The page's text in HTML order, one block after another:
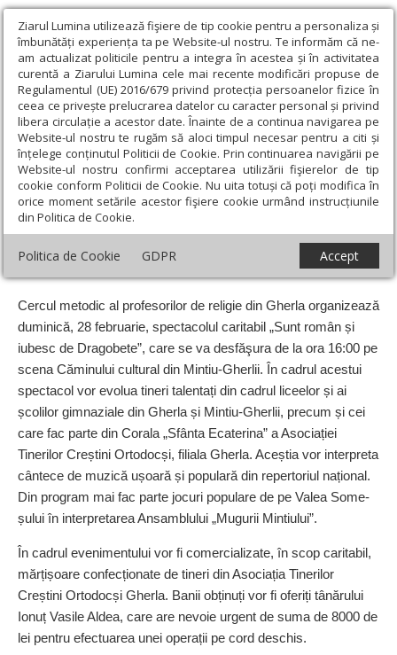
Ziarul Lumina utilizează fişiere de tip cookie pentru a personaliza și
îmbunătăți experiența ta pe Website-ul nostru. Te informăm că ne-
am actualizat politicile pentru a integra în acestea și în activitatea
curentă a Ziarului Lumina cele mai recente modificări propuse de
Regulamentul (UE) 2016/679 privind protecția persoanelor fizice în
ceea ce privește prelucrarea datelor cu caracter personal și privind
libera circulație a acestor date. Înainte de a continua navigarea pe
Website-ul nostru te rugăm să aloci timpul necesar pentru a citi și
înțelege conținutul Politicii de Cookie. Prin continuarea navigării pe
Website-ul nostru confirmi acceptarea utilizării fişierelor de tip
cookie conform Politicii de Cookie. Nu uita totuși că poți modifica în
orice moment setările acestor fişiere cookie urmând instrucțiunile
din Politica de Cookie.
Politica de Cookie GDPR Accept
Ziarul Lumina › Regionale › Transilvania › Spectacolul
filantropic „Sunt român și iubesc de Dragobete”, la Gherla
Spectacolul filantropic „Sunt român și
iubesc de Dragobete”, la Gherla
Un articol de:Andreea Pâgleşan
Cercul metodic al profesorilor de religie din Gherla organizează
duminică, 28 februarie, spectacolul caritabil „Sunt român și
iubesc de Dragobete”, care se va desfăşura de la ora 16:00 pe
scena Căminului cultural din Mintiu-Gherlii. În cadrul acestui
spectacol vor evolua tineri talentați din cadrul liceelor și ai
școlilor gimnaziale din Gherla și Mintiu-Gherlii, precum și cei
care fac parte din Corala „Sfânta Ecaterina” a Asociației
Tinerilor Creștini Ortodocși, filiala Gherla. Aceș­tia vor interpreta
cântece de muzică ușoară și populară din repertoriul național.
Din program mai fac parte jocuri populare de pe Valea Some­
șului în interpretarea Ansamblului „Mugurii Mintiului”.
În cadrul evenimentului vor fi comercializate, în scop caritabil,
mărțișoare confecționate de tineri din Asociația Tinerilor
Creștini Ortodocși Gherla. Banii obținuți vor fi oferiți tânărului
Ionuț Vasile Aldea, care are nevoie urgent de suma de 8000 de
lei pentru efectuarea unei operații pe cord deschis.